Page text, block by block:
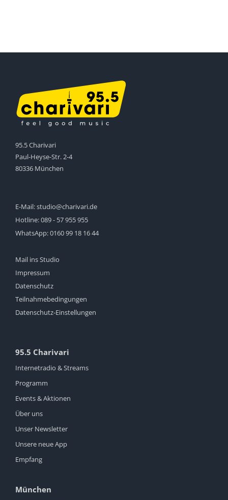
95.5 Charivari
Paul-Heyse-Str. 2-4
80336 München
E-Mail:studio@charivari.de
Hotline:089 - 57 955 955
WhatsApp:0160 99 18 16 44
Mail ins Studio
Impressum
Datenschutz
Teilnahmebedingungen
Datenschutz-Einstellungen
95.5 Charivari
Internetradio & Streams
Programm
Events & Aktionen
Über uns
Unser Newsletter
Unsere neue App
Empfang
München